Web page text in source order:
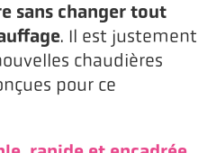
sans changer tout
. Il est justement
chaudières
pour ce